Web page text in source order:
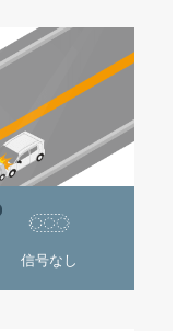
信号なし